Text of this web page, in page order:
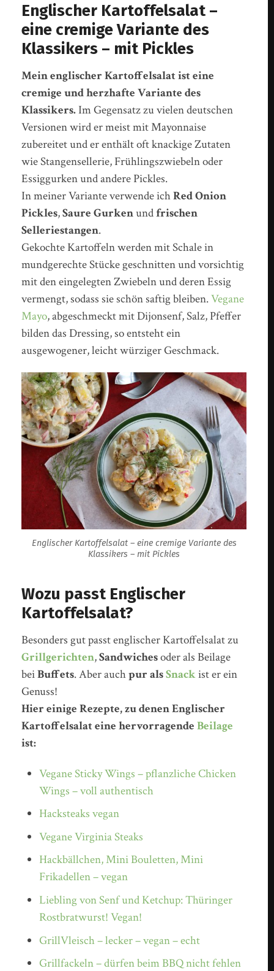
Englischer Kartoffelsalat –
eine cremige Variante des
Klassikers – mit Pickles
Mein englischer Kartoffelsalat ist eine
cremige und herzhafte Variante des
Klassikers.Im Gegensatz zu vielen deutschen
Versionen wird er meist mit Mayonnaise
zubereitet und er enthält oft knackige Zutaten
wie Stangensellerie, Frühlingszwiebeln oder
Essiggurken und andere Pickles.
In meiner Variante verwende ichRed Onion
Pickles,Saure Gurkenundfrischen
Selleriestangen.
Gekochte Kartoffeln werden mit Schale in
mundgerechte Stücke geschnitten und vorsichtig
mit den eingelegten Zwiebeln und deren Essig
vermengt, sodass sie schön saftig bleiben.Vegane
Mayo, abgeschmeckt mit Dijonsenf, Salz, Pfeffer
bilden das Dressing, so entsteht ein
ausgewogener, leicht würziger Geschmack.
Englischer Kartoffelsalat – eine cremige Variante des
Klassikers – mit Pickles
Wozu passt Englischer
Kartoffelsalat?
Besonders gut passt englischer Kartoffelsalat zu
Grillgerichten,Sandwichesoder als Beilage
beiBuffets. Aber auchpur alsSnackist er ein
Genuss!
Hier einige Rezepte, zu denen Englischer
Kartoffelsalat eine hervorragendeBeilage
ist:
Vegane Sticky Wings – pflanzliche Chicken
Wings – voll authentisch
Hacksteaks vegan
Vegane Virginia Steaks
Hackbällchen, Mini Bouletten, Mini
Frikadellen – vegan
Liebling von Senf und Ketchup: Thüringer
Rostbratwurst! Vegan!
GrillVleisch – lecker – vegan – echt
Grillfackeln – dürfen beim BBQ nicht fehlen